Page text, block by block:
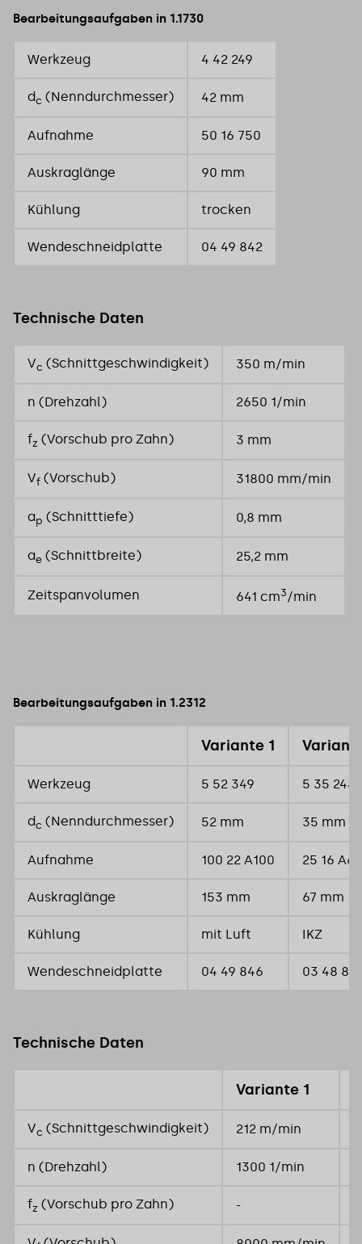
Bearbeitungsaufgaben in 1.1730
Werkzeug 4 42 249
dc (Nenndurchmesser) 42 mm
Aufnahme 50 16 750
Auskraglänge 90 mm
Kühlung trocken
Wendeschneidplatte 04 49 842
Technische Daten
Vc (Schnittgeschwindigkeit) 350 m/min
n (Drehzahl) 2650 1/min
fz (Vorschub pro Zahn) 3 mm
Vf (Vorschub) 31800 mm/min
ap (Schnitttiefe) 0,8 mm
ae (Schnittbreite) 25,2 mm
Zeitspanvolumen 641 cm3/min
Bearbeitungsaufgaben in 1.2312
Variante 1
Werkzeug 5 52 349 5 35 248
dc (Nenndurchmesser) 52 mm 35 mm
Aufnahme 100 22 A100 25 16 A63
Auskraglänge 153 mm 67 mm
Kühlung mit Luft IKZ
Wendeschneidplatte 04 49 846 03 48
Technische Daten
Variante 1
Vc (Schnittgeschwindigkeit) 212 m/min
n (Drehzahl) 1300 1/min
fz (Vorschub pro Zahn) -